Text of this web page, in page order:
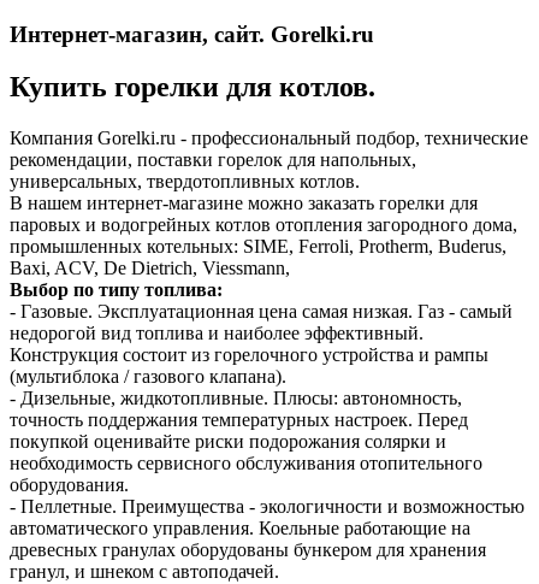
Интернет-магазин, сайт. Gorelki.ru
Купить горелки для котлов.
Компания Gorelki.ru - профессиональный подбор, технические
рекомендации, поставки горелок для напольных,
универсальных, твердотопливных котлов.
В нашем интернет-магазине можно заказать горелки для
паровых и водогрейных котлов отопления загородного дома,
промышленных котельных: SIME, Ferroli, Protherm, Buderus,
Baxi, ACV, De Dietrich, Viessmann,
Выбор по типу топлива:
- Газовые. Эксплуатационная цена самая низкая. Газ - самый
недорогой вид топлива и наиболее эффективный.
Конструкция состоит из горелочного устройства и рампы
(мультиблока / газового клапана).
- Дизельные, жидкотопливные. Плюсы: автономность,
точность поддержания температурных настроек. Перед
покупкой оценивайте риски подорожания солярки и
необходимость сервисного обслуживания отопительного
оборудования.
- Пеллетные. Преимущества - экологичности и возможностью
автоматического управления. Коельные работающие на
древесных гранулах оборудованы бункером для хранения
гранул, и шнеком с автоподачей.